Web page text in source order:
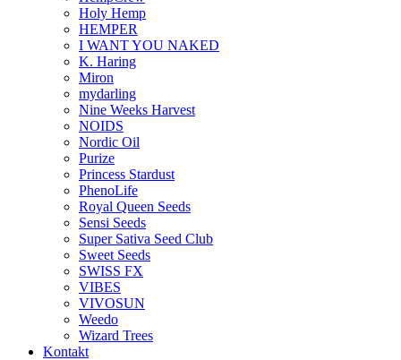
Holy Hemp
HEMPER
I WANT YOU NAKED
K. Haring
Miron
mydarling
Nine Weeks Harvest
NOIDS
Nordic Oil
Purize
Princess Stardust
PhenoLife
Royal Queen Seeds
Sensi Seeds
Super Sativa Seed Club
Sweet Seeds
SWISS FX
VIBES
VIVOSUN
Weedo
Wizard Trees
Kontakt